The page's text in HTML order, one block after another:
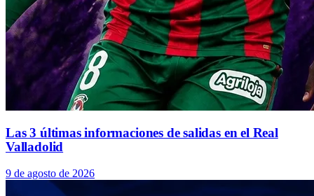
Las 3 últimas informaciones de salidas en el Real
Valladolid
9 de agosto de 2026